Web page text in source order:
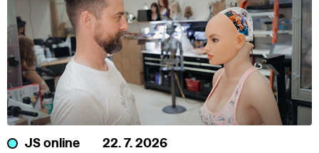
JS online 22. 7. 2026